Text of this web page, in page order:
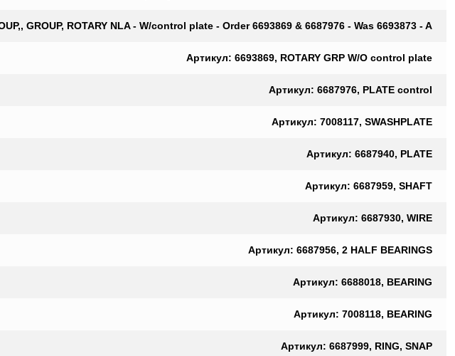
GROUP, ROTARY NLA - W/control plate - Order 6693869 & 6687976 - Was 6693873 - A
Артикул: 6693869, ROTARY GRP W/O control plate
Артикул: 6687976, PLATE control
Артикул: 7008117, SWASHPLATE
Артикул: 6687940, PLATE
Артикул: 6687959, SHAFT
Артикул: 6687930, WIRE
Артикул: 6687956, 2 HALF BEARINGS
Артикул: 6688018, BEARING
Артикул: 7008118, BEARING
Артикул: 6687999, RING, SNAP